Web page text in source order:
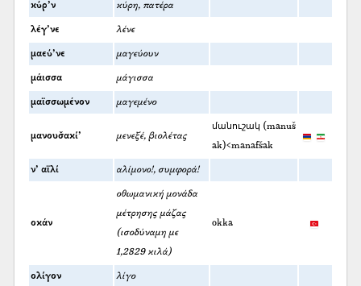
κύρ’ν κύρη, πατέρα
λέγ’νε λένε
μαεύ’νε μαγεύουν
μάισσα μάγισσα
μαϊσσωμένον μαγεμένο
μανουσ̌ακί’ μενεξέ, βιολέτας
մանուշակ (manuš
ak)<manafšak
ν’ αϊλί αλίμονο!, συμφορά!
οκάν
οθωμανική μονάδα
μέτρησης μάζας
(ισοδύναμη με
1,2829 κιλά)
okka
ολίγον λίγο